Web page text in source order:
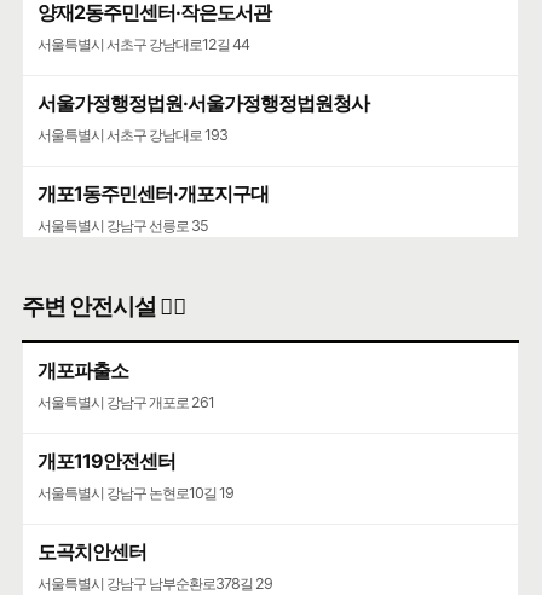
양재2동주민센터·작은도서관
서울특별시 서초구 강남대로12길 44
서울가정행정법원·서울가정행정법원청사
서울특별시 서초구 강남대로 193
개포1동주민센터·개포지구대
서울특별시 강남구 선릉로 35
주변 안전시설 👮‍♀️
개포파출소
서울특별시 강남구 개포로 261
개포119안전센터
서울특별시 강남구 논현로10길 19
도곡치안센터
서울특별시 강남구 남부순환로378길 29